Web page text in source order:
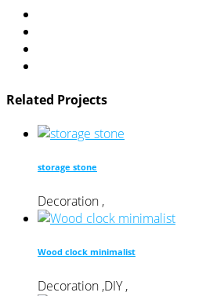
Related Projects
storage stone
Decoration ,
Wood clock minimalist
Decoration ,DIY,